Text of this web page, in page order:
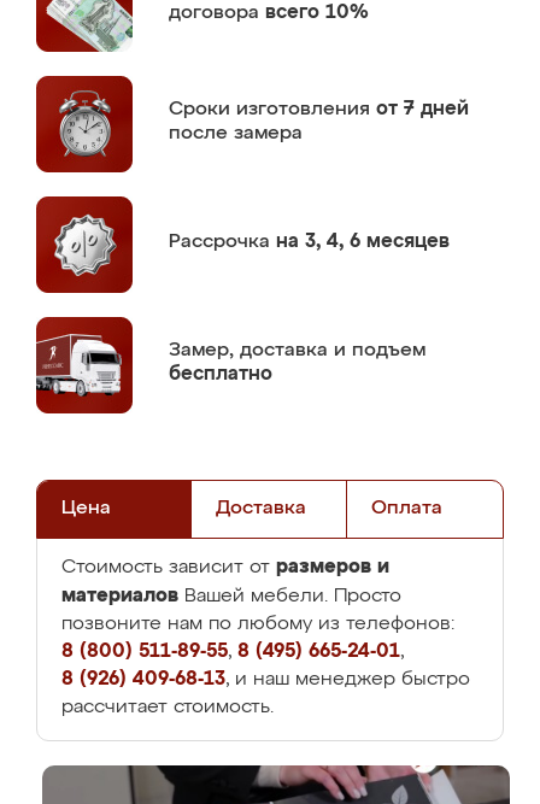
договора всего 10%
Сроки изготовления от 7 дней
после замера
Рассрочка на 3, 4, 6 месяцев
Замер, доставка и подъем
бесплатно
Цена Доставка Оплата
Стоимость зависит от размеров и
материалов Вашей мебели. Просто
позвоните нам по любому из телефонов:
8 (800) 511-89-55, 8 (495) 665-24-01,
8 (926) 409-68-13, и наш менеджер быстро
рассчитает стоимость.